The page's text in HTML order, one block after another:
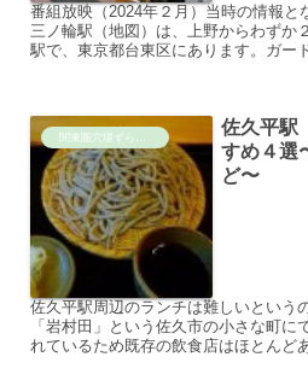
番組放映（2024年２月）当時の情報と
三ノ輪駅（地図）は、上野からわずか
駅で、東京都台東区にあります。ガー
佐久平駅
すめ４選
ど〜
佐久平駅周辺のランチは難しいという
「岩村田」という佐久市の小さな町
れているため既存の飲食店はほとんど